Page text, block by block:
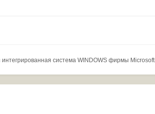
система WINDOWS фирмы Microsoft.